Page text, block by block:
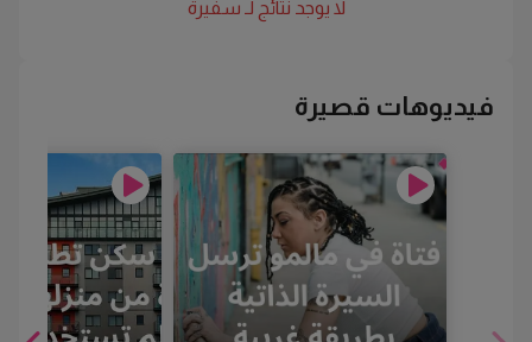
لا يوجد نتائج لـ سفيرة
فيديوهات قصيرة